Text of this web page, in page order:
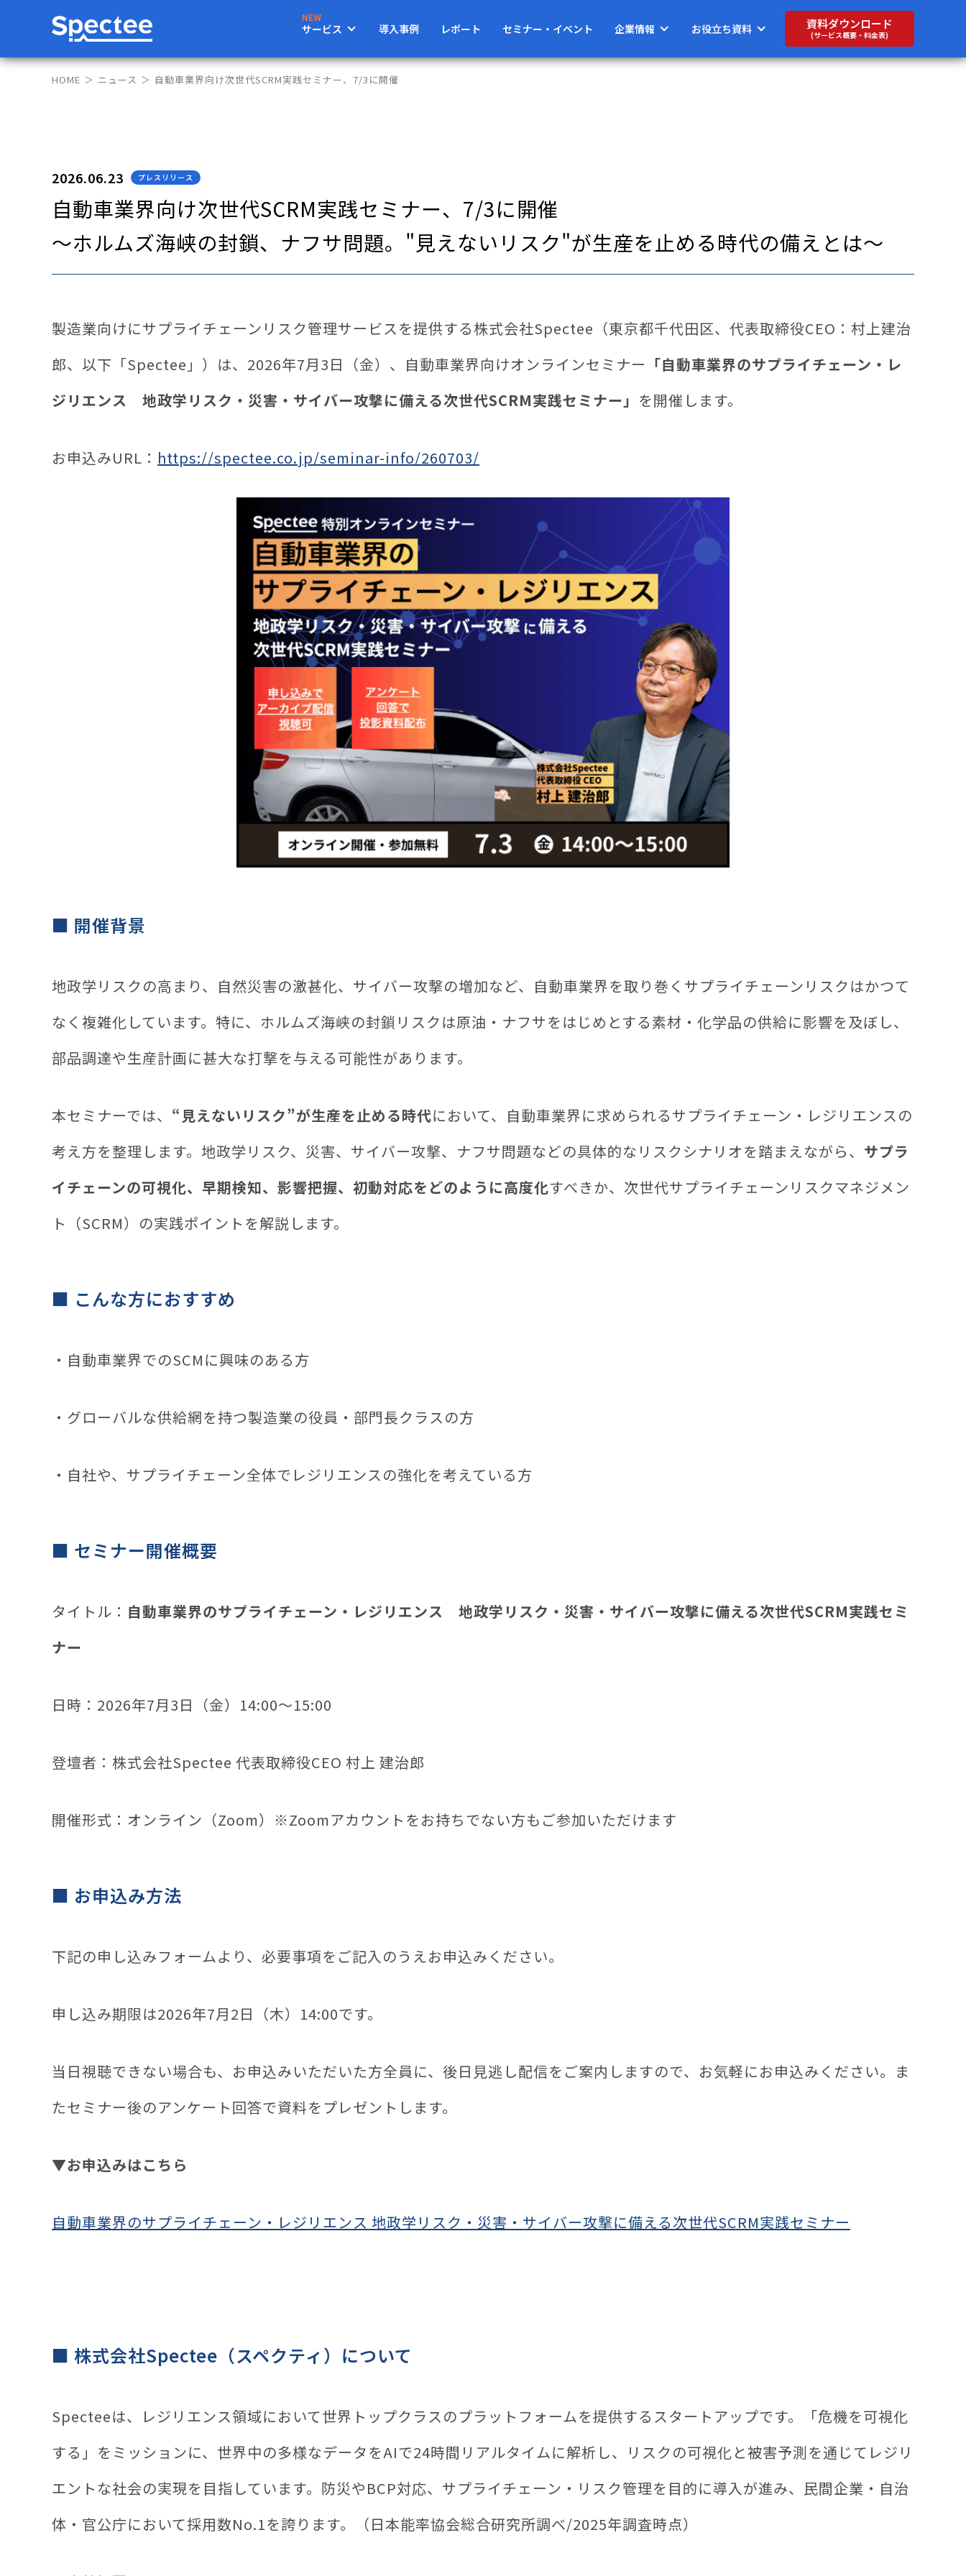
サービス 導入事例 レポート セミナー・イベント 企業情報 お役立ち資料 資料ダウンロード
(サービス概要・料金表)
HOME ニュース 自動車業界向け次世代SCRM実践セミナー、7/3に開催
2026.06.23 プレスリリース
自動車業界向け次世代SCRM実践セミナー、7/3に開催
〜ホルムズ海峡の封鎖、ナフサ問題。"見えないリスク"が生産を止める時代の備えとは〜
製造業向けにサプライチェーンリスク管理サービスを提供する株式会社Spectee（東京都千代田区、代表取締役CEO：村上建治
郎、以下「Spectee」）は、2026年7月3日（金）、自動車業界向けオンラインセミナー 「自動車業界のサプライチェーン・レ
ジリエンス 地政学リスク・災害・サイバー攻撃に備える次世代SCRM実践セミナー」 を開催します。
お申込みURL： https://spectee.co.jp/seminar-info/260703/
■ 開催背景
地政学リスクの高まり、自然災害の激甚化、サイバー攻撃の増加など、自動車業界を取り巻くサプライチェーンリスクはかつて
なく複雑化しています。特に、ホルムズ海峡の封鎖リスクは原油・ナフサをはじめとする素材・化学品の供給に影響を及ぼし、
部品調達や生産計画に甚大な打撃を与える可能性があります。
本セミナーでは、 “見えないリスク”が生産を止める時代において、自動車業界に求められるサプライチェーン・レジリエンスの
考え方を整理します。地政学リスク、災害、サイバー攻撃、ナフサ問題などの具体的なリスクシナリオを踏まえながら、 サプラ
イチェーンの可視化、早期検知、影響把握、初動対応をどのように高度化すべきか、次世代サプライチェーンリスクマネジメン
ト（SCRM）の実践ポイントを解説します。
■ こんな方におすすめ
・自動車業界でのSCMに興味のある方
・グローバルな供給網を持つ製造業の役員・部門長クラスの方
・自社や、サプライチェーン全体でレジリエンスの強化を考えている方
■ セミナー開催概要
タイトル： 自動車業界のサプライチェーン・レジリエンス 地政学リスク・災害・サイバー攻撃に備える次世代SCRM実践セミ
ナー
日時：2026年7月3日（金）14:00〜15:00
登壇者：株式会社Spectee 代表取締役CEO 村上 建治郎
開催形式：オンライン（Zoom）※Zoomアカウントをお持ちでない方もご参加いただけます
■ お申込み方法
下記の申し込みフォームより、必要事項をご記入のうえお申込みください。
申し込み期限は2026年7月2日（木）14:00です。
当日視聴できない場合も、お申込みいただいた方全員に、後日見逃し配信をご案内しますので、お気軽にお申込みください。ま
たセミナー後のアンケート回答で資料をプレゼントします。
▼お申込みはこちら
自動車業界のサプライチェーン・レジリエンス 地政学リスク・災害・サイバー攻撃に備える次世代SCRM実践セミナー
■ 株式会社Spectee（スペクティ）について
Specteeは、レジリエンス領域において世界トップクラスのプラットフォームを提供するスタートアップです。「危機を可視化
する」をミッションに、世界中の多様なデータをAIで24時間リアルタイムに解析し、リスクの可視化と被害予測を通じてレジリ
エントな社会の実現を目指しています。防災やBCP対応、サプライチェーン・リスク管理を目的に導入が進み、民間企業・自治
体・官公庁において採用数No.1を誇ります。（日本能率協会総合研究所調べ/2025年調査時点）